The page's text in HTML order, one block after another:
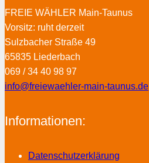
FREIE WÄHLER Main-Taunus
Vorsitz: ruht derzeit
Sulzbacher Straße 49
65835 Liederbach
069 / 34 40 98 97
info@freiewaehler-main-taunus.de
Informationen:
Datenschutzerklärung